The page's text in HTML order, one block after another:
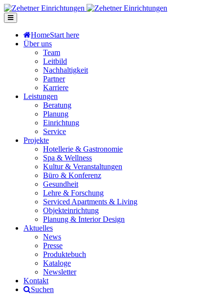
HomeStart here
Über uns
Team
Leitbild
Nachhaltigkeit
Partner
Karriere
Leistungen
Beratung
Planung
Einrichtung
Service
Projekte
Hotellerie & Gastronomie
Spa & Wellness
Kultur & Veranstaltungen
Büro & Konferenz
Gesundheit
Lehre & Forschung
Serviced Apartments & Living
Objekteinrichtung
Planung & Interior Design
Aktuelles
News
Presse
Produktebuch
Kataloge
Newsletter
Kontakt
Suchen